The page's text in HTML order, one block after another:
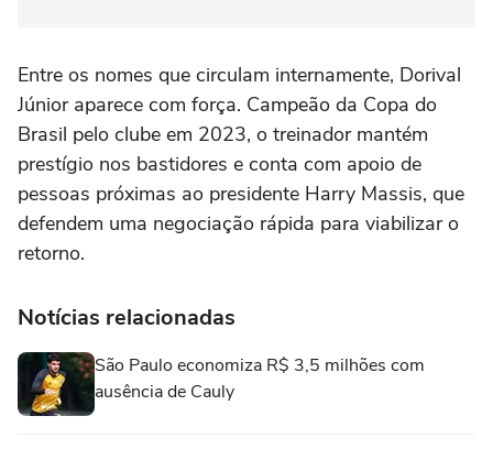
Entre os nomes que circulam internamente, Dorival
Júnior aparece com força. Campeão da Copa do
Brasil pelo clube em 2023, o treinador mantém
prestígio nos bastidores e conta com apoio de
pessoas próximas ao presidente Harry Massis, que
defendem uma negociação rápida para viabilizar o
retorno.
Notícias relacionadas
São Paulo economiza R$ 3,5 milhões com
ausência de Cauly